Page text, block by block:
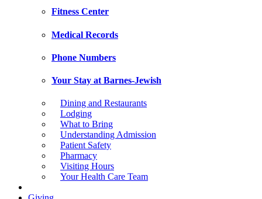
Fitness Center
Medical Records
Phone Numbers
Your Stay at Barnes-Jewish
Dining and Restaurants
Lodging
What to Bring
Understanding Admission
Patient Safety
Pharmacy
Visiting Hours
Your Health Care Team